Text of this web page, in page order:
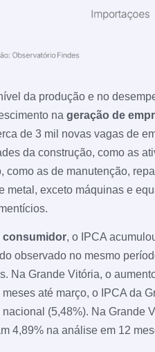
da produção e no
na geração de
de 3 mil novas vagas de
da construção, como as
como as de manutenção,
metal, exceto máquinas e
consumidor, o IPCA
observado no mesmo
Na Grande Vitória, o
até março, o IPCA da
(5,48%). Na Grande
4,89% na análise em 12